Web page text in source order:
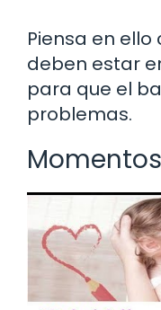
Piensa en
deben estar
para que el
problemas.